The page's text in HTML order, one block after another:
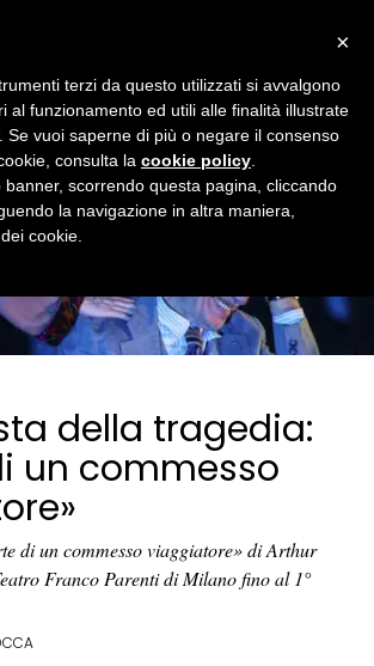
della tragedia:
un commesso
di un commesso viaggiatore» di Arthur
Franco Parenti di Milano fino al 1°
×
terzi da questo utilizzati si avvalgono
al funzionamento ed utili alle finalità illustrate
Se vuoi saperne di più o negare il consenso
consulta la cookie policy
scorrendo questa pagina, cliccando
la navigazione in altra maniera,
cookie.